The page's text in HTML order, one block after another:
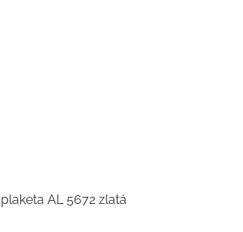
plaketa AL 5672 zlatá